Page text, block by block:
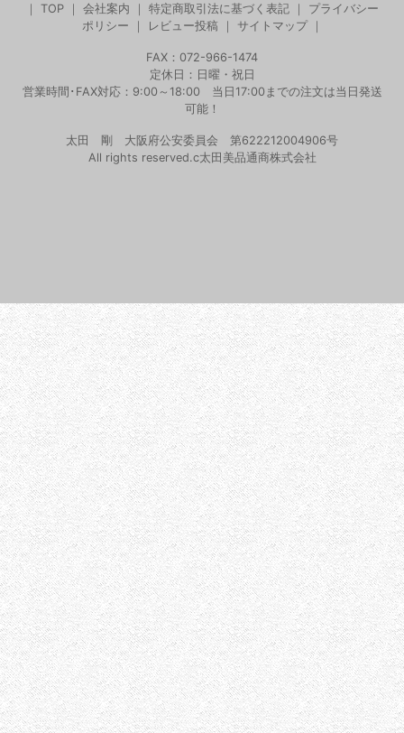
TOP 会社案内 特定商取引法に基づく表記
プライバシー
ポリシー
レビュー投稿｜ サイトマップ｜
FAX：072-966-1474
定休日：日曜・祝日
営業時間･FAX対応：9:00～18:00 当日17:00までの注文は当日発送
可能！
太田 剛 大阪府公安委員会 第622212004906号
All rights reserved.c太田美品通商株式会社